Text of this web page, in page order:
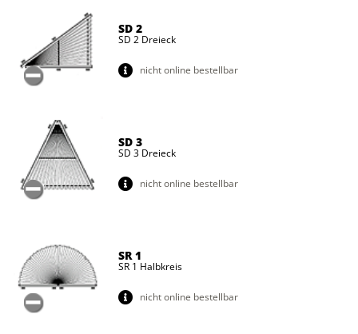
nicht online bestellbar
SD 2
SD 2 Dreieck
nicht online bestellbar
SD 3
SD 3 Dreieck
nicht online bestellbar
SR 1
SR 1 Halbkreis